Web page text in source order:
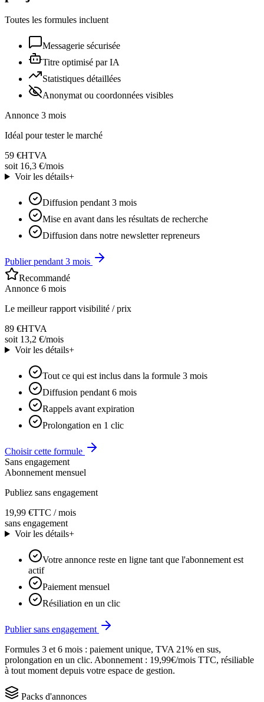
Toutes les formules incluent
Messagerie sécurisée
Titre optimisé par IA
Statistiques détaillées
Anonymat ou coordonnées visibles
Annonce 3 mois
Idéal pour tester le marché
59 €HTVA
soit 16,3 €/mois
Voir les détails+
Diffusion pendant 3 mois
Mise en avant dans les résultats de recherche
Diffusion dans notre newsletter repreneurs
Publier pendant 3 mois
Recommandé
Annonce 6 mois
Le meilleur rapport visibilité / prix
89 €HTVA
soit 13,2 €/mois
Voir les détails+
Tout ce qui est inclus dans la formule 3 mois
Diffusion pendant 6 mois
Rappels avant expiration
Prolongation en 1 clic
Choisir cette formule
Sans engagement
Abonnement mensuel
Publiez sans engagement
19,99 €TTC / mois
sans engagement
Voir les détails+
Votre annonce reste en ligne tant que l'abonnement est
actif
Paiement mensuel
Résiliation en un clic
Publier sans engagement
Formules 3 et 6 mois : paiement unique, TVA 21% en sus,
prolongation en un clic. Abonnement : 19,99€/mois TTC, résiliable
à tout moment depuis votre espace de gestion.
Packs d'annonces